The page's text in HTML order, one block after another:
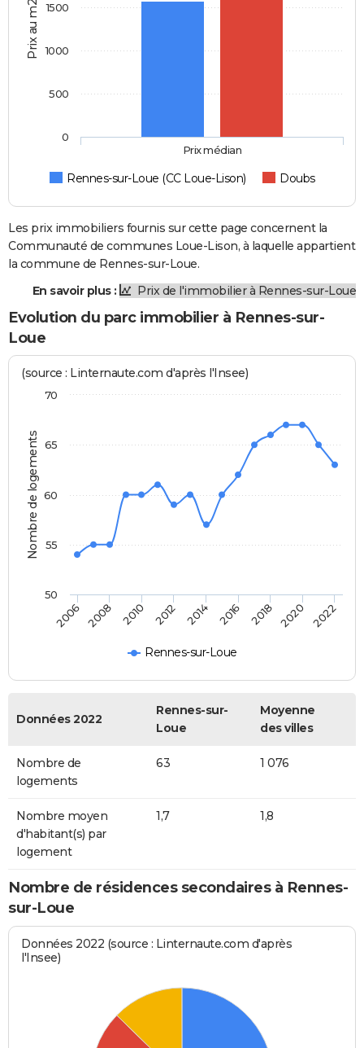
Prix au m2
Rennes-sur-Loue (CC Loue-Lison) Doubs
Prix médian
0
500
1000
1500
Les prix immobiliers fournis sur cette page concernent la
Communauté de communes Loue-Lison, à laquelle appartient
la commune de Rennes-sur-Loue.
En savoir plus :
Prix de l'immobilier à Rennes-sur-Loue
Evolution du parc immobilier à Rennes-sur-
Loue
Nombre de logements
(source : Linternaute.com d'après l'Insee)
Rennes-sur-Loue
2006 2008 2010 2012 2014 2016 2018 2020 2022
50
55
60
65
70
Données 2022
Rennes-sur-
Loue
Moyenne
des villes
Nombre de
logements
63 1 076
Nombre moyen
d'habitant(s) par
logement
1,7 1,8
Nombre de résidences secondaires à Rennes-
sur-Loue
Données 2022 (source : Linternaute.com d'après
l'Insee)